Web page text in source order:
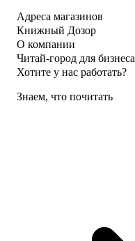
Адреса магазинов
Книжный Дозор
О компании
Читай-город для бизнеса
Хотите у нас работать?
Знаем, что почитать